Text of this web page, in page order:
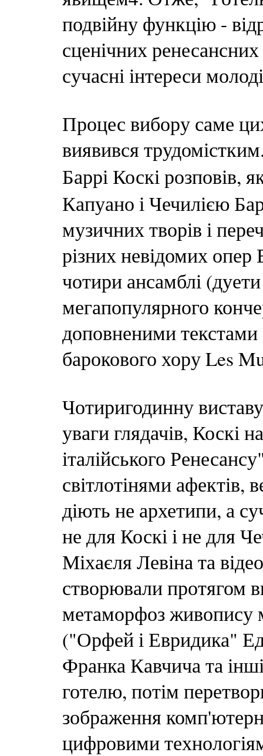
подвійну функцію -
сценічних
сучасні інтереси
Процес вибору саме
виявився
Баррі Коскі розповів,
Капуано і Чечилією
музичних творів і
різних невідомих опер
чотири ансамблі
мегапопулярного
доповненими
барокового хору Les
Чотиригодинну
уваги глядачів, Коскі
італійського
світлотінями афектів,
діють не архетипи, а
не для Коскі і не для
Міхаєля Левіна та
створювали протягом
метаморфоз живопису
("Орфей і Евридика"
Франка Кавчича та
готелю, потім
зображення
цифровими